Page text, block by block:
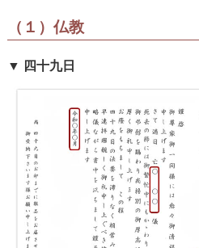
（１）仏教
▼ 四十九日